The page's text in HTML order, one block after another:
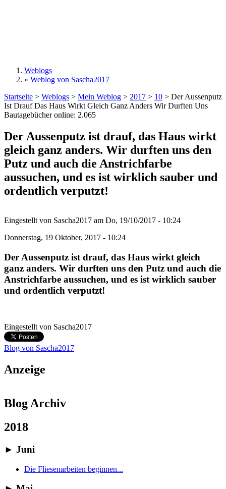
Sie sind hier
Weblogs
» Weblog von Sascha2017
Startseite > Weblogs > Mein Weblog > 2017 > 10 > Der Aussenputz
Ist Drauf Das Haus Wirkt Gleich Ganz Anders Wir Durften Uns
Bautagebücher online: 2.065
Der Aussenputz ist drauf, das Haus wirkt
gleich ganz anders. Wir durften uns den
Putz und auch die Anstrichfarbe
aussuchen, und es ist wirklich sauber und
ordentlich verputzt!
Eingestellt von Sascha2017 am Do, 19/10/2017 - 10:24
Donnerstag, 19 Oktober, 2017 - 10:24
Der Aussenputz ist drauf, das Haus wirkt gleich
ganz anders. Wir durften uns den Putz und auch die
Anstrichfarbe aussuchen, und es ist wirklich sauber
und ordentlich verputzt!
Eingestellt von Sascha2017
Blog von Sascha2017
Anzeige
Blog Archiv
2018
► Juni
Die Fliesenarbeiten beginnen...